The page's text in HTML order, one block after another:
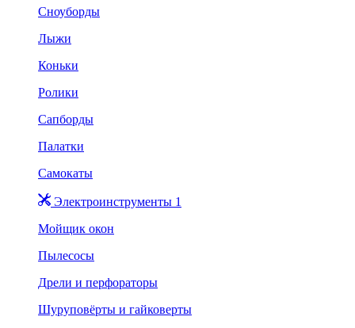
Сноуборды
Лыжи
Коньки
Ролики
Сапборды
Палатки
Самокаты
Электроинструменты 1
Мойщик окон
Пылесосы
Дрели и перфораторы
Шуруповёрты и гайковерты